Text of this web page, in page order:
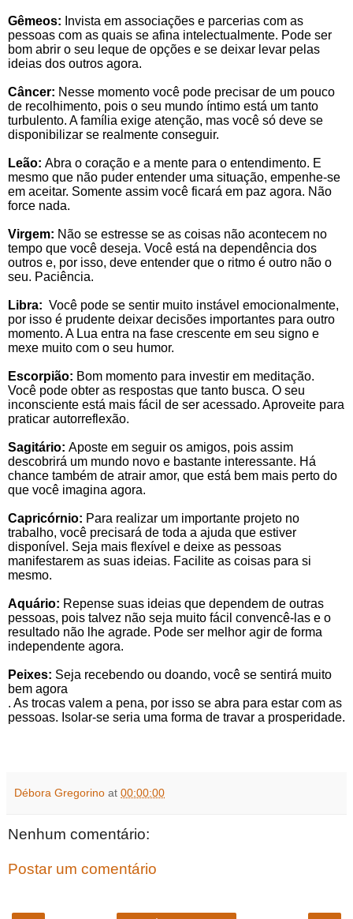
Gêmeos: Invista em associações e parcerias com as
pessoas com as quais se afina intelectualmente. Pode ser
bom abrir o seu leque de opções e se deixar levar pelas
ideias dos outros agora.
Câncer: Nesse momento você pode precisar de um pouco
de recolhimento, pois o seu mundo íntimo está um tanto
turbulento. A família exige atenção, mas você só deve se
disponibilizar se realmente conseguir.
Leão: Abra o coração e a mente para o entendimento. E
mesmo que não puder entender uma situação, empenhe-se
em aceitar. Somente assim você ficará em paz agora. Não
force nada.
Virgem: Não se estresse se as coisas não acontecem no
tempo que você deseja. Você está na dependência dos
outros e, por isso, deve entender que o ritmo é outro não o
seu. Paciência.
Libra: Você pode se sentir muito instável emocionalmente,
por isso é prudente deixar decisões importantes para outro
momento. A Lua entra na fase crescente em seu signo e
mexe muito com o seu humor.
Escorpião: Bom momento para investir em meditação.
Você pode obter as respostas que tanto busca. O seu
inconsciente está mais fácil de ser acessado. Aproveite para
praticar autorreflexão.
Sagitário: Aposte em seguir os amigos, pois assim
descobrirá um mundo novo e bastante interessante. Há
chance também de atrair amor, que está bem mais perto do
que você imagina agora.
Capricórnio: Para realizar um importante projeto no
trabalho, você precisará de toda a ajuda que estiver
disponível. Seja mais flexível e deixe as pessoas
manifestarem as suas ideias. Facilite as coisas para si
mesmo.
Aquário: Repense suas ideias que dependem de outras
pessoas, pois talvez não seja muito fácil convencê-las e o
resultado não lhe agrade. Pode ser melhor agir de forma
independente agora.
Peixes: Seja recebendo ou doando, você se sentirá muito
bem agora
. As trocas valem a pena, por isso se abra para estar com as
pessoas. Isolar-se seria uma forma de travar a prosperidade.
Débora Gregorino at 00:00:00
Nenhum comentário:
Postar um comentário